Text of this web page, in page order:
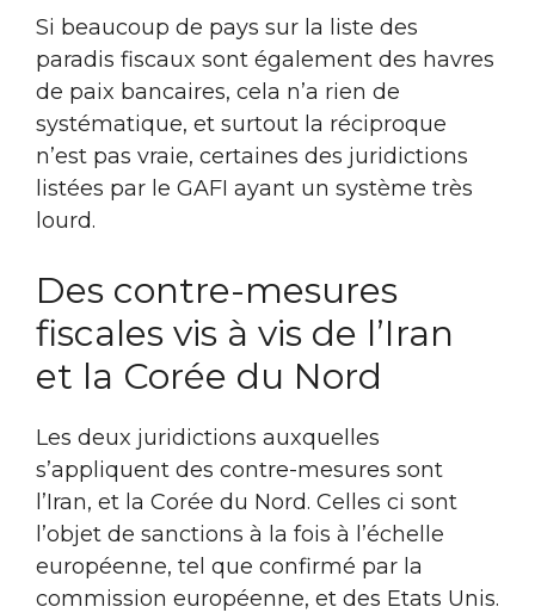
Si beaucoup de pays sur la liste des
paradis fiscaux sont également des havres
de paix bancaires, cela n’a rien de
systématique, et surtout la réciproque
n’est pas vraie, certaines des juridictions
listées par le GAFI ayant un système très
lourd.
Des contre-mesures
fiscales vis à vis de l’Iran
et la Corée du Nord
Les deux juridictions auxquelles
s’appliquent des contre-mesures sont
l’Iran, et la Corée du Nord. Celles ci sont
l’objet de sanctions à la fois à l’échelle
européenne, tel que confirmé par la
commission européenne, et des Etats Unis.